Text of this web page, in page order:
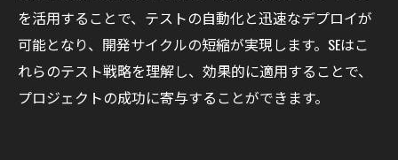
を活用することで、テストの自動化と迅速なデプロイが
可能となり、開発サイクルの短縮が実現します。SEはこ
れらのテスト戦略を理解し、効果的に適用することで、
プロジェクトの成功に寄与することができます。